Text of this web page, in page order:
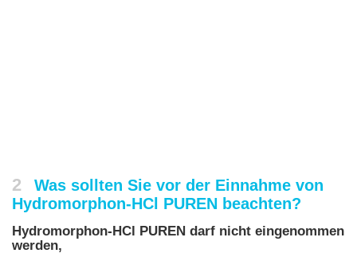
2
Was sollten Sie vor der Einnahme von
Hydromorphon-HCl PUREN beachten?
Hydromorphon-HCl PUREN darf nicht eingenommen
werden,